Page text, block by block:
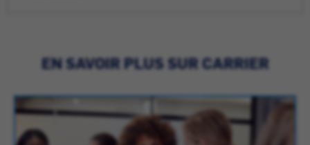
EN SAVOIR PLUS SUR CARRIER